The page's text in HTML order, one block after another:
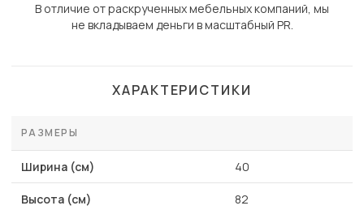
В отличие от раскрученных мебельных компаний, мы
не вкладываем деньги в масштабный PR.
ХАРАКТЕРИСТИКИ
РАЗМЕРЫ
Ширина (см) 40
Высота (см) 82